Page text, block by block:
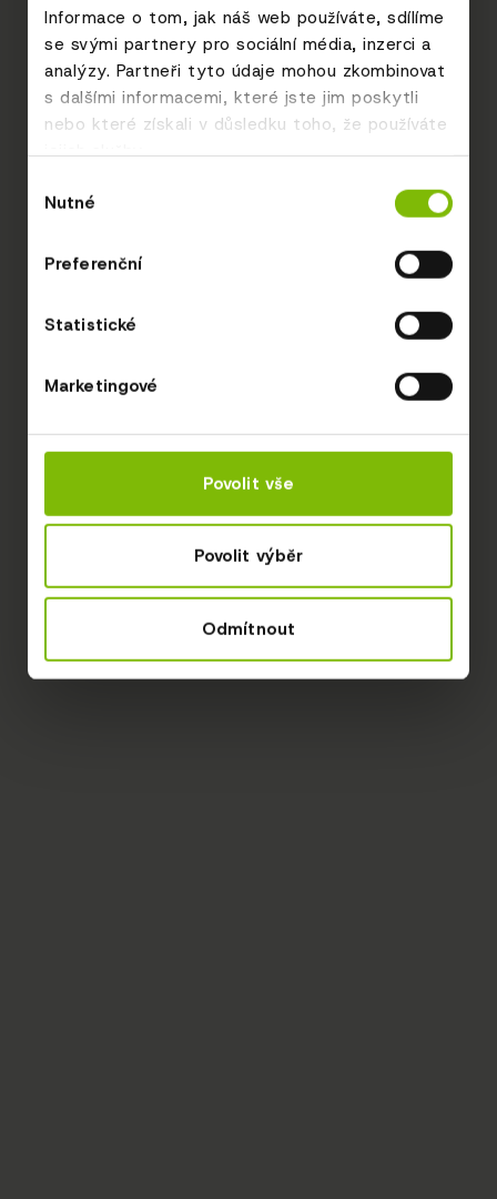
Informace o tom, jak náš web používáte, sdílíme
se svými partnery pro sociální média, inzerci a
analýzy. Partneři tyto údaje mohou zkombinovat
s dalšími informacemi, které jste jim poskytli
nebo které získali v důsledku toho, že používáte
jejich služby.
souhlasu
Nutné
Preferenční
Statistické
Marketingové
Povolit vše
Povolit výběr
Odmítnout